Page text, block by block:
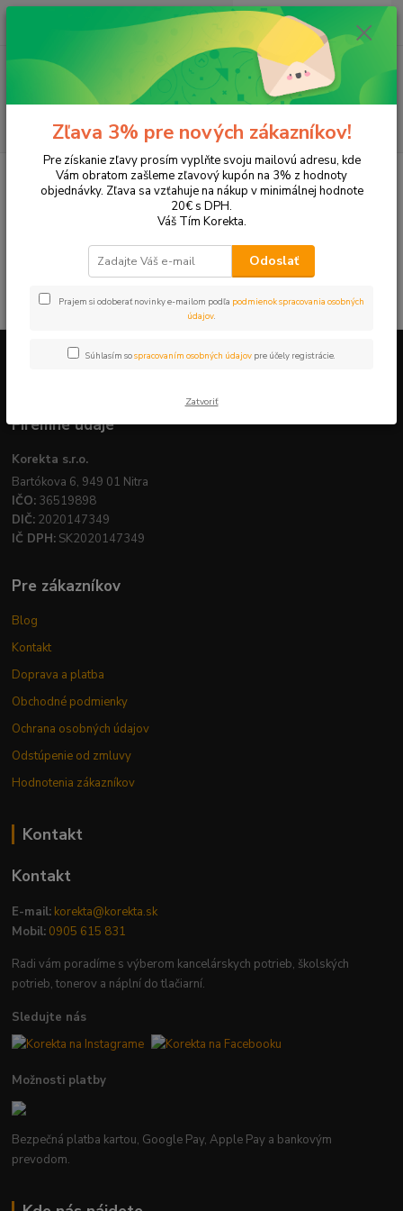
Hľadať
ks
za 0,00 EUR
Tonery a náplne do tlačiarní Canon NP 6028
V tejto kategórii nebol nájdený žiadny tovar.
Firemné údaje
Korekta s.r.o.
Bartókova 6, 949 01 Nitra
IČO: 36519898
DIČ: 2020147349
IČ DPH: SK2020147349
Pre zákazníkov
Blog
Kontakt
Doprava a platba
Obchodné podmienky
Ochrana osobných údajov
Odstúpenie od zmluvy
Hodnotenia zákazníkov
Kontakt
Kontakt
E-mail: korekta@korekta.sk
Mobil: 0905 615 831
Radi vám poradíme s výberom kancelárskych potrieb, školských
potrieb, tonerov a náplní do tlačiarní.
Sledujte nás
Možnosti platby
Bezpečná platba kartou, Google Pay, Apple Pay a bankovým
prevodom.
Zľava 3% pre nových zákazníkov!
Pre získanie zľavy prosím vyplňte svoju mailovú adresu, kde
Vám obratom zašleme zľavový kupón na 3% z hodnoty
objednávky. Zľava sa vzťahuje na nákup v minimálnej hodnote
20€ s DPH.
Váš Tím Korekta.
Odoslať
Prajem si odoberať novinky e-mailom podľa podmienok spracovania osobných
údajov.
Súhlasím sospracovaním osobných údajov pre účely registrácie.
Zatvoriť